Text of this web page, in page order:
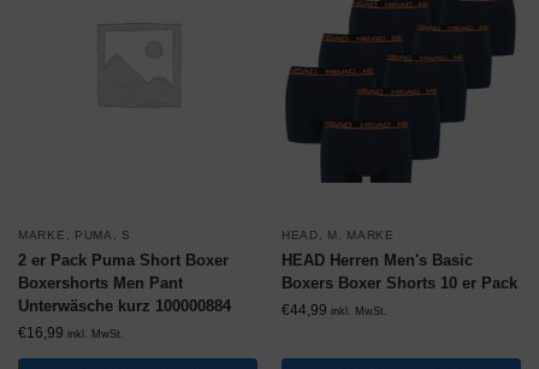
MARKE PUMA S
2 er Pack Puma Short Boxer
Boxershorts Men Pant
Unterwäsche kurz 100000884
€16,99 inkl. MwSt.
HEAD M MARKE
HEAD Herren Men's Basic
Boxers Boxer Shorts 10 er Pack
€44,99 inkl. MwSt.